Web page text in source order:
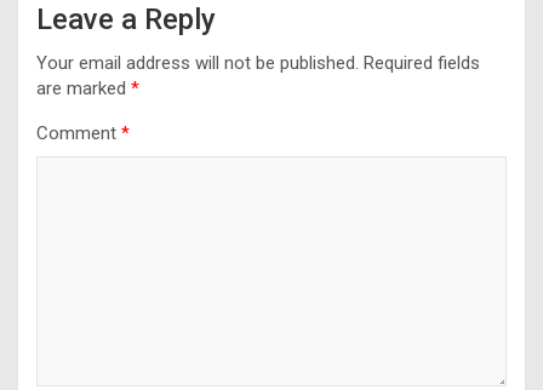
Leave a Reply
Your email address will not be published. Required fields
are marked *
Comment *